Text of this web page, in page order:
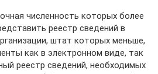
численность которых более
реестр сведений в
штат которых меньше,
как в электронном виде, так
реестр сведений, необходимых